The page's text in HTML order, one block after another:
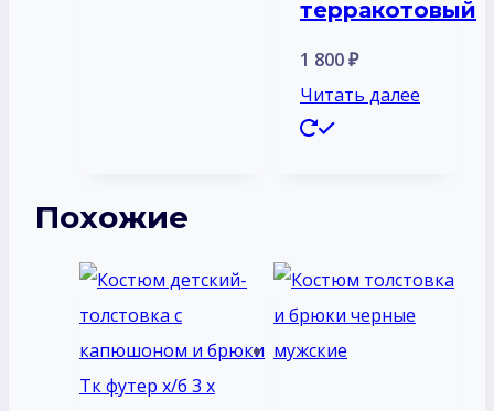
терракотовый
1 800₽
Читать далее
Похожие